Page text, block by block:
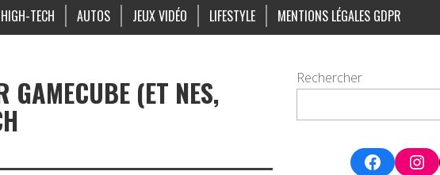
HIGH-TECH AUTOS JEUX VIDÉO LIFESTYLE MENTIONS LÉGALES GDPR
GAMECUBE (ET NES, Rechercher